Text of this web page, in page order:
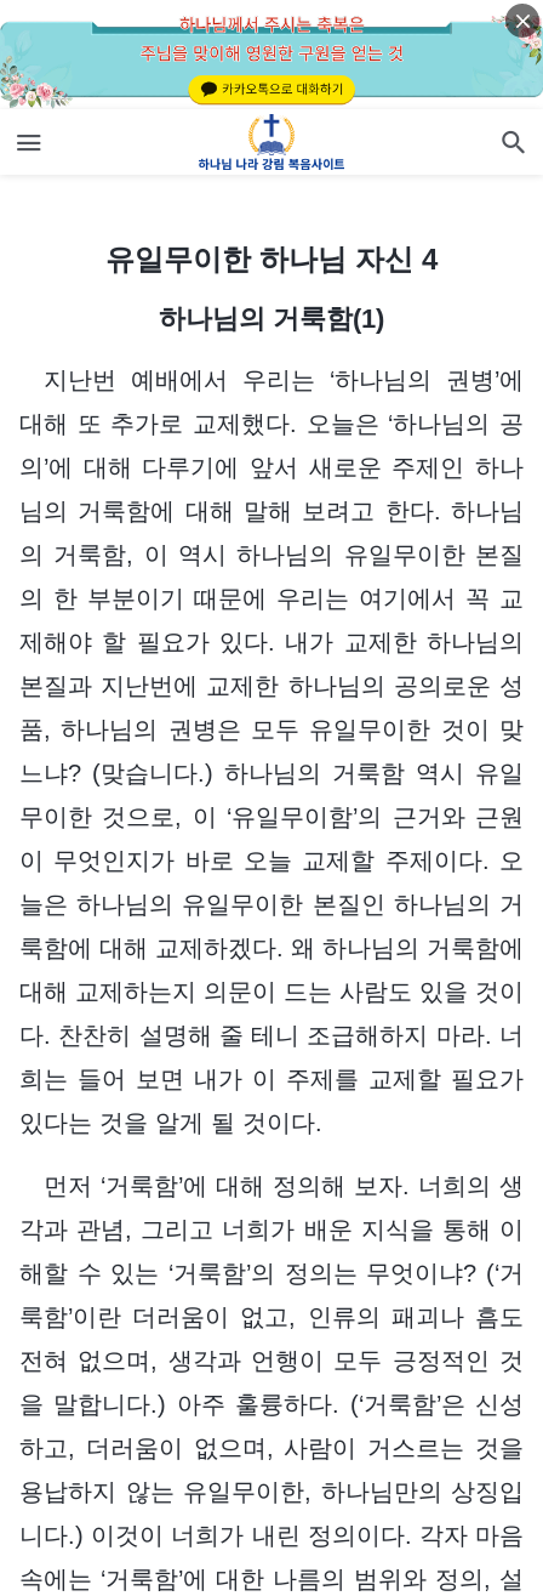
유일무이한 하나님 자신 4
하나님의 거룩함(1)
지난번 예배에서 우리는 ‘하나님의 권병’에
대해 또 추가로 교제했다. 오늘은 ‘하나님의 공
의’에 대해 다루기에 앞서 새로운 주제인 하나
님의 거룩함에 대해 말해 보려고 한다. 하나님
의 거룩함, 이 역시 하나님의 유일무이한 본질
의 한 부분이기 때문에 우리는 여기에서 꼭 교
제해야 할 필요가 있다. 내가 교제한 하나님의
본질과 지난번에 교제한 하나님의 공의로운 성
품, 하나님의 권병은 모두 유일무이한 것이 맞
느냐? (맞습니다.) 하나님의 거룩함 역시 유일
무이한 것으로, 이 ‘유일무이함’의 근거와 근원
이 무엇인지가 바로 오늘 교제할 주제이다. 오
늘은 하나님의 유일무이한 본질인 하나님의 거
룩함에 대해 교제하겠다. 왜 하나님의 거룩함에
대해 교제하는지 의문이 드는 사람도 있을 것이
다. 찬찬히 설명해 줄 테니 조급해하지 마라. 너
희는 들어 보면 내가 이 주제를 교제할 필요가
있다는 것을 알게 될 것이다.
먼저 ‘거룩함’에 대해 정의해 보자. 너희의 생
각과 관념, 그리고 너희가 배운 지식을 통해 이
해할 수 있는 ‘거룩함’의 정의는 무엇이냐? (‘거
룩함’이란 더러움이 없고, 인류의 패괴나 흠도
전혀 없으며, 생각과 언행이 모두 긍정적인 것
을 말합니다.) 아주 훌륭하다. (‘거룩함’은 신성
하고, 더러움이 없으며, 사람이 거스르는 것을
용납하지 않는 유일무이한, 하나님만의 상징입
니다.) 이것이 너희가 내린 정의이다. 각자 마음
속에는 ‘거룩함’에 대한 나름의 범위와 정의, 설